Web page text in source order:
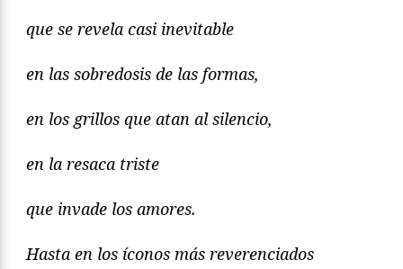
que se revela casi inevitable
en las sobredosis de las formas,
en los grillos que atan al silencio,
en la resaca triste
que invade los amores.
Hasta en los íconos más reverenciados